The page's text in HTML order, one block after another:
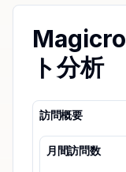
ト分析
訪問概要
月間訪問数